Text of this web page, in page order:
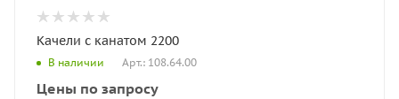
Качели с канатом 2200
В наличии Арт.: 108.64.00
Цены по запросу